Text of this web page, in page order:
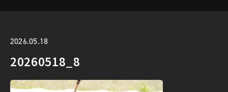
2026.05.18
20260518_8